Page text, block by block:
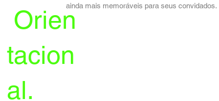
Orien
tacion
al.
ainda mais memoráveis para seus convidados.